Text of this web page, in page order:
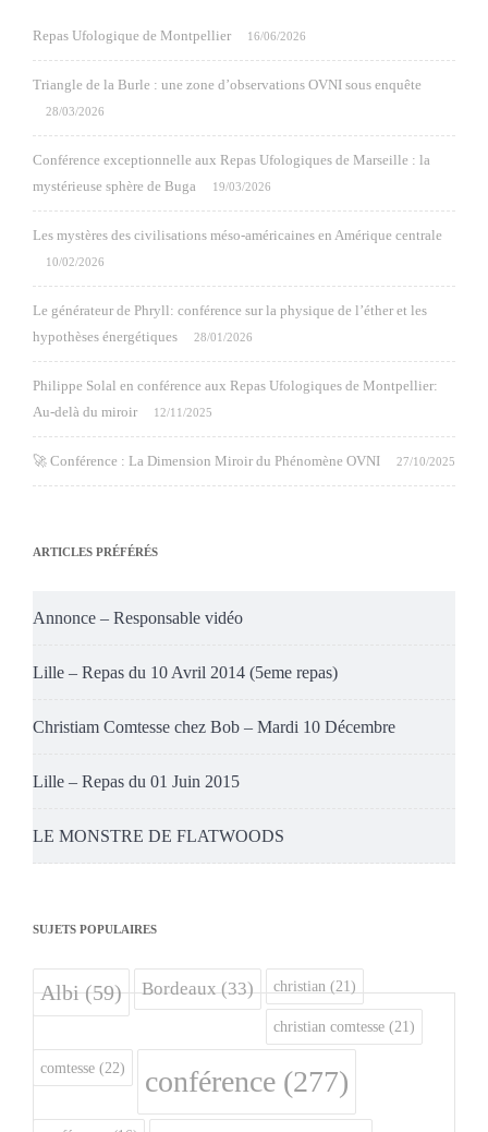
Repas Ufologique de Montpellier 16/06/2026
Triangle de la Burle : une zone d’observations OVNI sous enquête
28/03/2026
Conférence exceptionnelle aux Repas Ufologiques de Marseille : la
mystérieuse sphère de Buga
19/03/2026
Les mystères des civilisations méso-américaines en Amérique centrale
10/02/2026
Le générateur de Phryll: conférence sur la physique de l’éther et les
hypothèses énergétiques
28/01/2026
Philippe Solal en conférence aux Repas Ufologiques de Montpellier:
Au-delà du miroir
12/11/2025
🚀 Conférence : La Dimension Miroir du Phénomène OVNI 27/10/2025
ARTICLES PRÉFÉRÉS
Annonce – Responsable vidéo
Lille – Repas du 10 Avril 2014 (5eme repas)
Christiam Comtesse chez Bob – Mardi 10 Décembre
Lille – Repas du 01 Juin 2015
LE MONSTRE DE FLATWOODS
SUJETS POPULAIRES
Albi(59) Bordeaux(33) christian (21)
christian comtesse (21)
comtesse (22) conférence (277)